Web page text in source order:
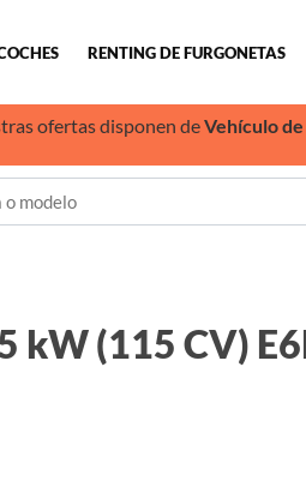
RENTING DE FURGONETAS
ofertas disponen deVehículo
kW (115 CV)